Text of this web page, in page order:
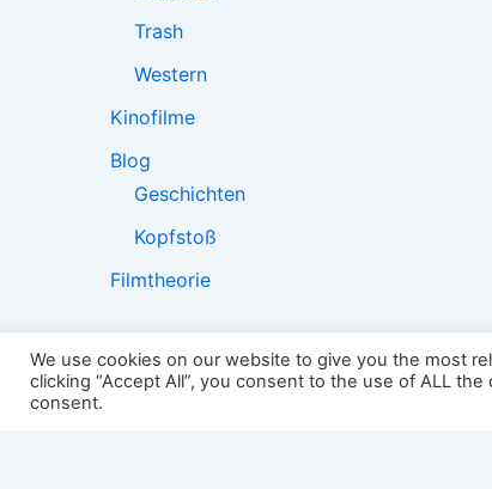
Trash
Western
Kinofilme
Blog
Geschichten
Kopfstoß
Filmtheorie
2501:
We use cookies on our website to give you the most
clicking “Accept All”, you consent to the use of ALL
consent.